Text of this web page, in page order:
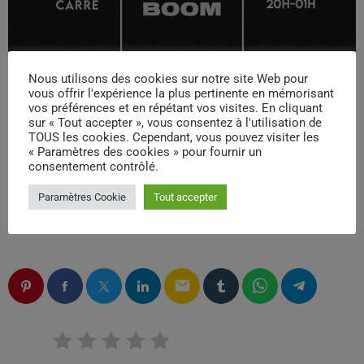
email
Nous utilisons des cookies sur notre site Web pour
vous offrir l'expérience la plus pertinente en mémorisant
vos préférences et en répétant vos visites. En cliquant
sur « Tout accepter », vous consentez à l'utilisation de
TOUS les cookies. Cependant, vous pouvez visiter les
« Paramètres des cookies » pour fournir un
consentement contrôlé.
Paramètres Cookie Tout accepter